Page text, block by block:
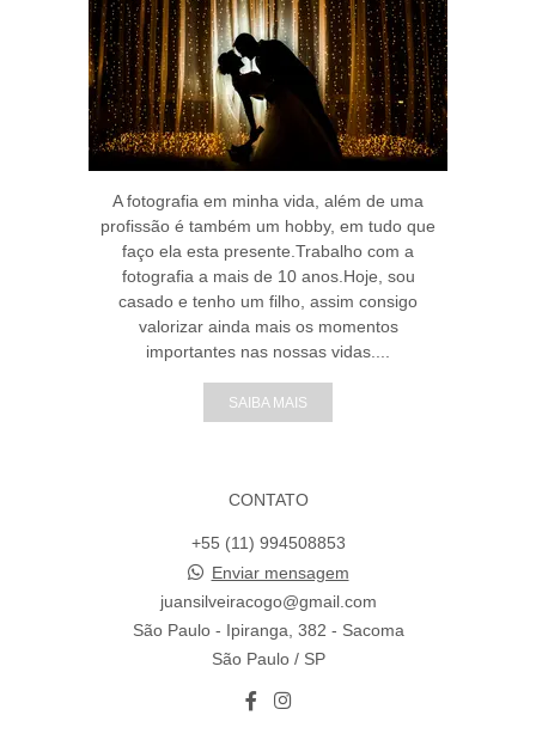
A fotografia em minha vida, além de uma
profissão é também um hobby, em tudo que
faço ela esta presente.Trabalho com a
fotografia a mais de 10 anos.Hoje, sou
casado e tenho um filho, assim consigo
valorizar ainda mais os momentos
importantes nas nossas vidas....
SAIBA MAIS
CONTATO
+55 (11) 994508853
Enviar mensagem
juansilveiracogo@gmail.com
São Paulo - Ipiranga, 382 - Sacoma
São Paulo / SP